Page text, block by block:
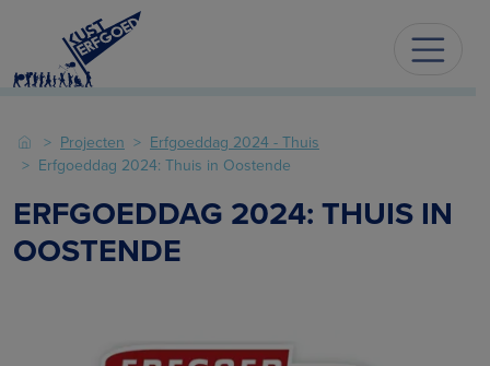
Projecten
Erfgoeddag 2024 - Thuis
Erfgoeddag 2024: Thuis in Oostende
ERFGOEDDAG 2024: THUIS IN
OOSTENDE